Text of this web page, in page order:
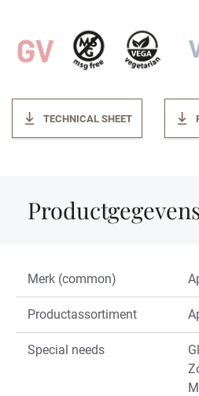
TECHNICAL SHEET
Merk (common)
Productassortiment
Special needs